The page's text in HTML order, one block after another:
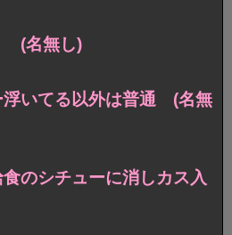
(名無し)
浮いてる以外は普通 (名無
のシチューに消しカス入